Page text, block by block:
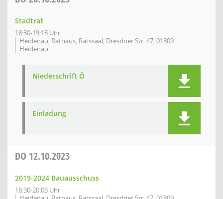
Stadtrat
18:30-19:13 Uhr
Heidenau, Rathaus, Ratssaal, Dresdner Str. 47, 01809
Heidenau
Niederschrift Ö
Einladung
DO 12.10.2023
2019-2024 Bauausschuss
18:30-20:03 Uhr